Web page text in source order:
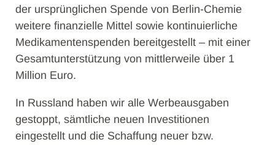
der ursprünglichen Spende von Berlin-Chemie
weitere finanzielle Mittel sowie kontinuierliche
Medikamentenspenden bereitgestellt – mit einer
Gesamtunterstützung von mittlerweile über 1
Million Euro.
In Russland haben wir alle Werbeausgaben
gestoppt, sämtliche neuen Investitionen
eingestellt und die Schaffung neuer bzw.